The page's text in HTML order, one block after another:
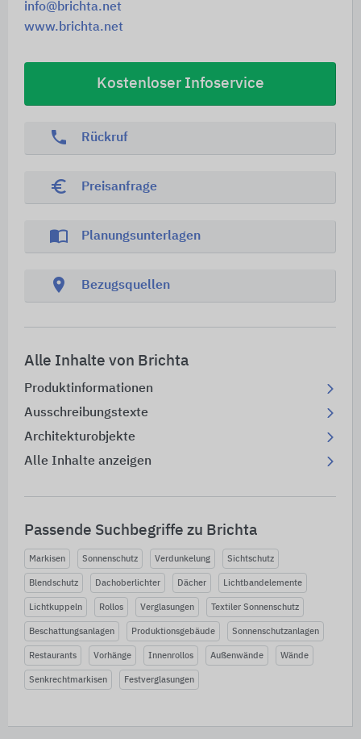
info@brichta.net
www.brichta.net
Kostenloser Infoservice
phone Rückruf
euro_symbol Preisanfrage
import_contacts Planungsunterlagen
location_on Bezugsquellen
Alle Inhalte von Brichta
Produktinformationen
Ausschreibungstexte
Architekturobjekte
Alle Inhalte anzeigen
Passende Suchbegriffe zu Brichta
Markisen Sonnenschutz Verdunkelung Sichtschutz
Blendschutz Dachoberlichter Dächer Lichtbandelemente
Lichtkuppeln Rollos Verglasungen Textiler Sonnenschutz
Beschattungsanlagen Produktionsgebäude Sonnenschutzanlagen
Restaurants Vorhänge Innenrollos Außenwände Wände
Senkrechtmarkisen Festverglasungen